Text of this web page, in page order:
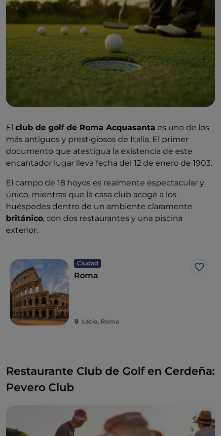
El club de golf de Roma Acquasanta es uno de los
más antiguos y prestigiosos de Italia. El primer
documento que atestigua la existencia de este
encantador lugar lleva fecha del 12 de enero de 1903.
El campo de 18 hoyos es realmente espectacular y
único, mientras que la casa club acoge a los
huéspedes dentro de un ambiente claramente
británico, con dos restaurantes y una piscina
exterior.
Ciudad
Me
Roma
Lacio, Roma
Restaurante Club de Golf en Cerdeña:
Pevero Club